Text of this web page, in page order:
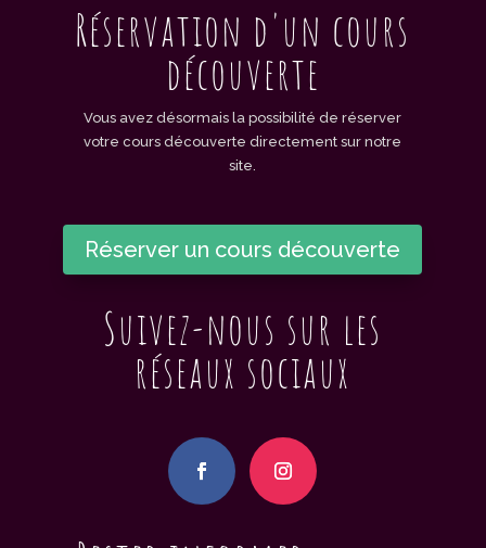
Réservation d'un cours
découverte
Vous avez désormais la possibilité de réserver
votre cours découverte directement sur notre
site.
Réserver un cours découverte
Suivez-nous sur les
réseaux sociaux